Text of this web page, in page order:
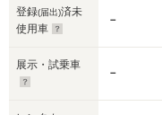
登録(届出)済未
使用車
－
展示・試乗車
－